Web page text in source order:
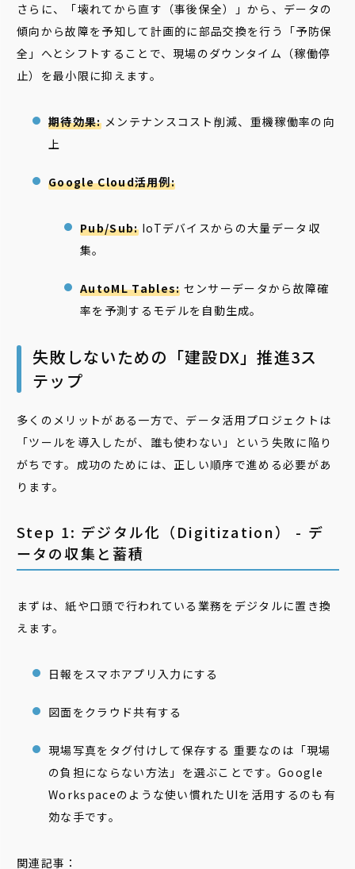
さらに、「壊れてから直す（事後保全）」から、データの
傾向から故障を予知して計画的に部品交換を行う「予防保
全」へとシフトすることで、現場のダウンタイム（稼働停
止）を最小限に抑えます。
期待効果:メンテナンスコスト削減、重機稼働率の向
上
Google Cloud活用例:
Pub/Sub:IoTデバイスからの大量データ収
集。
AutoML Tables: センサーデータから故障確
率を予測するモデルを自動生成。
失敗しないための「建設DX」推進3ス
テップ
多くのメリットがある一方で、データ活用プロジェクトは
「ツールを導入したが、誰も使わない」という失敗に陥り
がちです。成功のためには、正しい順序で進める必要があ
ります。
Step 1: デジタル化（Digitization） - デ
ータの収集と蓄積
まずは、紙や口頭で行われている業務をデジタルに置き換
えます。
日報をスマホアプリ入力にする
図面をクラウド共有する
現場写真をタグ付けして保存する 重要なのは「現場
の負担にならない方法」を選ぶことです。Google
Workspaceのような使い慣れたUIを活用するのも有
効な手です。
関連記事：